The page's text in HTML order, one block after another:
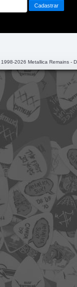
2026 Metallica Remains -